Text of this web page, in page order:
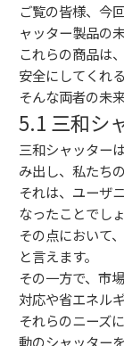
ご覧の皆様、今
ャッター製品の
これらの商品は
安全にしてくれ
そんな両者の未
5.1 三和シ
三和シャッター
み出し、私たち
それは、ユーザ
なったことでしょ
その点において
と言えます。
その一方で、市
対応や省エネル
それらのニーズ
動のシャッター